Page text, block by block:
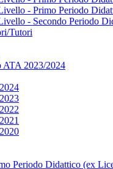
- Primo Periodo
- Secondo Periodo
Tutori
ATA 2023/2024
Periodo Didattico (ex